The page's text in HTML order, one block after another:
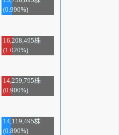
(0.990%)
16,208,495株
(1.020%)
14,259,795株
(0.900%)
14,119,495株
(0.890%)